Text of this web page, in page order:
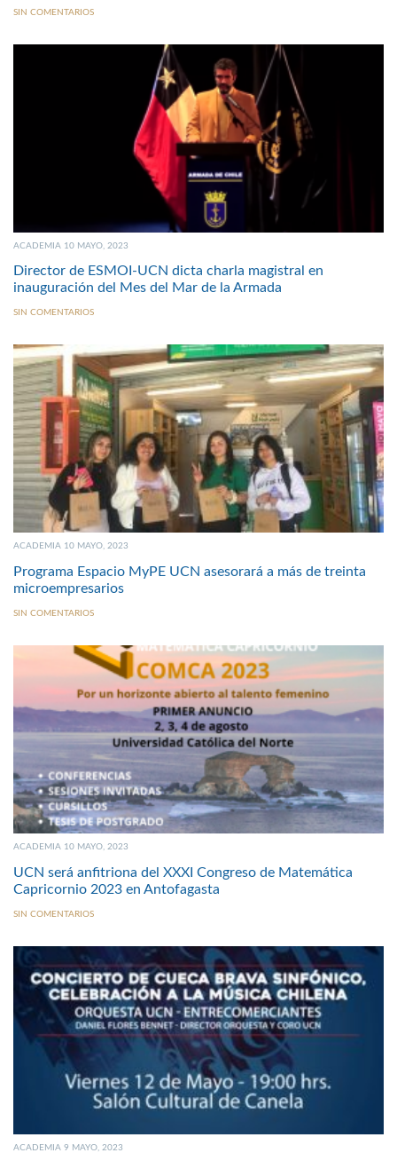
SIN COMENTARIOS
ACADEMIA 10 MAYO, 2023
Director de ESMOI-UCN dicta charla magistral en
inauguración del Mes del Mar de la Armada
SIN COMENTARIOS
ACADEMIA 10 MAYO, 2023
Programa Espacio MyPE UCN asesorará a más de treinta
microempresarios
SIN COMENTARIOS
ACADEMIA 10 MAYO, 2023
UCN será anfitriona del XXXI Congreso de Matemática
Capricornio 2023 en Antofagasta
SIN COMENTARIOS
ACADEMIA 9 MAYO, 2023